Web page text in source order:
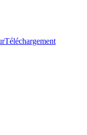
Téléchargement